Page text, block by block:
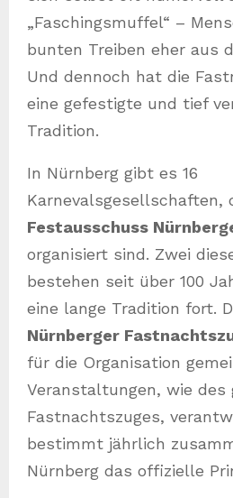
„Faschingsmuffel“ –
bunten Treiben eher aus
Und dennoch hat die
eine gefestigte und tief
Tradition.
In Nürnberg gibt es 16
Karnevalsgesellschaften,
Festausschuss
organisiert sind. Zwei
bestehen seit über 100
eine lange Tradition fort.
Nürnberger
für die Organisation
Veranstaltungen, wie des
Fastnachtszuges,
bestimmt jährlich
Nürnberg das offizielle